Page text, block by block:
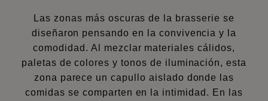
Las zonas más oscuras de la brasserie se
diseñaron pensando en la convivencia y la
comodidad. Al mezclar materiales cálidos,
paletas de colores y tonos de iluminación, esta
zona parece un capullo aislado donde las
comidas se comparten en la intimidad. En las